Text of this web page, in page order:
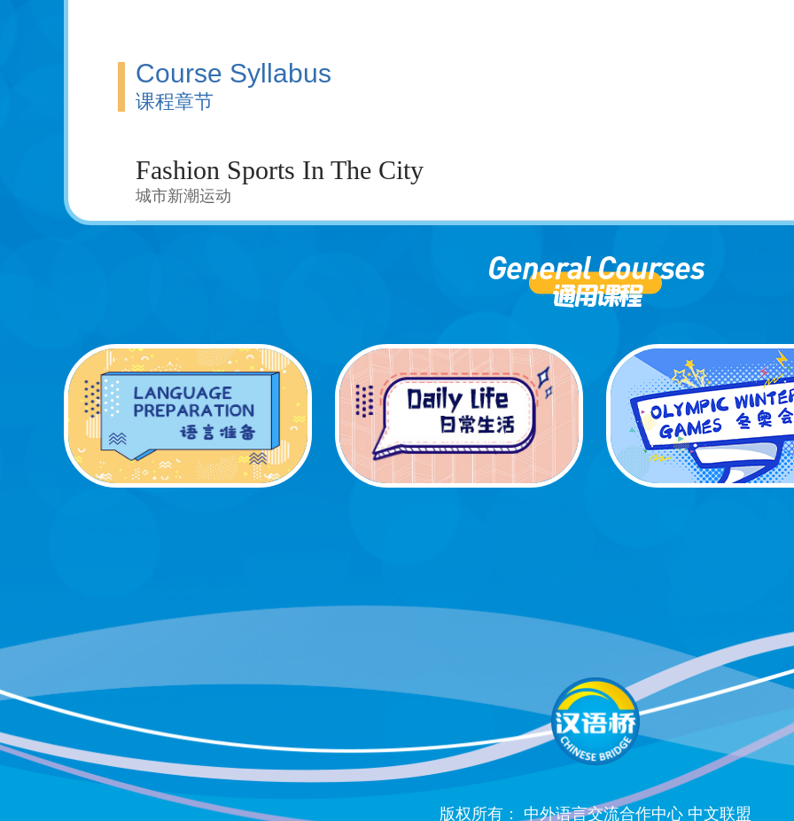
Course Syllabus
课程章节
Fashion Sports In The City
城市新潮运动
General Courses
通用课程
版权所有： 中外语言交流合作中心 中文联盟